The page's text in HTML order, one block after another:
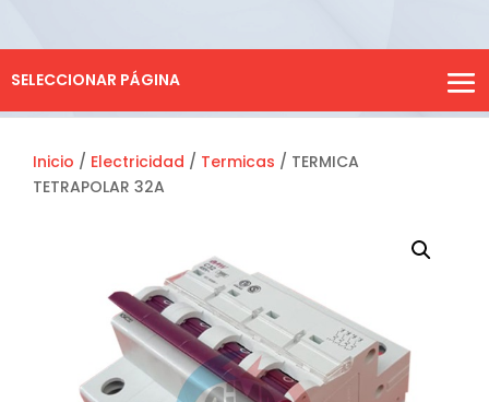
SELECCIONAR PÁGINA
Inicio / Electricidad / Termicas / TERMICA
TETRAPOLAR 32A